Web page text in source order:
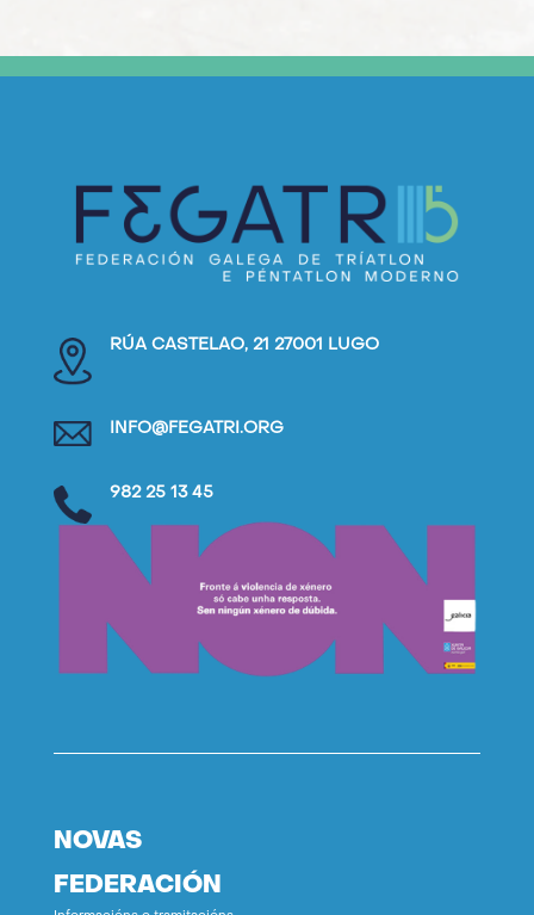
RÚA CASTELAO, 21 27001 LUGO
INFO@FEGATRI.ORG
982 25 13 45
NOVAS
FEDERACIÓN